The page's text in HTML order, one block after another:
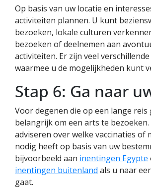
Op basis van uw locatie en
activiteiten plannen. U kunt
bezoeken, lokale culturen
bezoeken of deelnemen aan
activiteiten. Er zijn veel
waarmee u de mogelijkheden kunt
Stap 6: Ga naar
Voor degenen die op een lange reis
belangrijk om een arts te
adviseren over welke vaccinaties of
nodig heeft op basis van uw
bijvoorbeeld aan inentingen Egypte
inentingen buitenland als u naar
gaat.